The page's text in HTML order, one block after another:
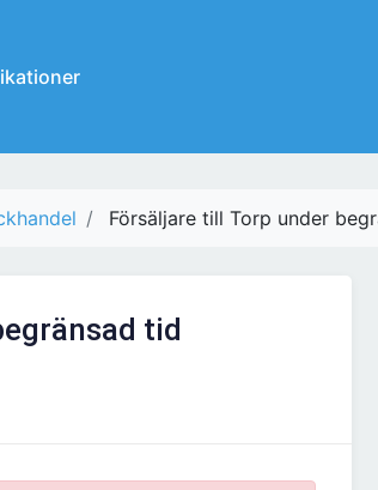
Försäljare till Torp under
tid